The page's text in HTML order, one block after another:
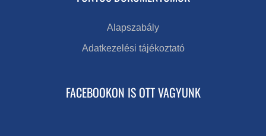
Alapszabály
Adatkezelési tájékoztató
FACEBOOKON IS OTT VAGYUNK